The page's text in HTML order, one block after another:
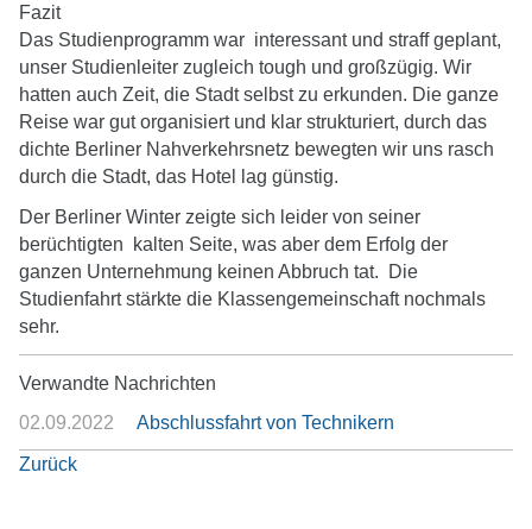
Fazit
Das Studienprogramm war interessant und straff geplant,
unser Studienleiter zugleich tough und großzügig. Wir
hatten auch Zeit, die Stadt selbst zu erkunden. Die ganze
Reise war gut organisiert und klar strukturiert, durch das
dichte Berliner Nahverkehrsnetz bewegten wir uns rasch
durch die Stadt, das Hotel lag günstig.
Der Berliner Winter zeigte sich leider von seiner
berüchtigten kalten Seite, was aber dem Erfolg der
ganzen Unternehmung keinen Abbruch tat. Die
Studienfahrt stärkte die Klassengemeinschaft nochmals
sehr.
Verwandte Nachrichten
02.09.2022
Abschlussfahrt von Technikern
Zurück